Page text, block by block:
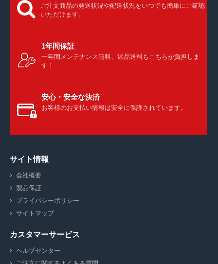
ご注文商品の発送状況や配送状況をいつでも簡単にご確認
いただけます。
1年間保証
一年間メンテナンス無料、返品送料もこちらが負担しま
す！
安心・安全な決済
お客様のお支払い情報は安全に保護されています。
サイト情報
会社概要
製品保証
プライバシーポリシー
サイトマップ
カスタマーサービス
ヘルプセンター